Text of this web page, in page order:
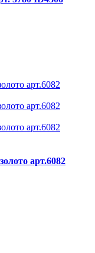
арт.6082